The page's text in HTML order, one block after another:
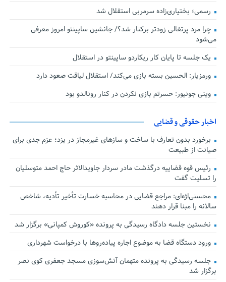
رسمی؛ بختیاری‌زاده سرمربی استقلال شد
چرا مرد پرتغالی زودتر برکنار شد؟/ جانشین ساپینتو امروز معرفی
می‌شود
یک جلسه تا پایان کار ریکاردو ساپینتو در استقلال
ورمزیار: الحسین بسته بازی می‌کند/ استقلال لیاقت صعود دارد
وینی جونیور: حسرتم بازی نکردن در کنار رونالدو بود
اخبار حقوقی و قضایی
برخورد بدون تعارف با ساخت‌ و سازهای غیرمجاز در یزد؛ عزم جدی برای
صیانت از طبیعت
رئیس قوه قضاییه درگذشت مادر سردار جاویدالاثر حاج احمد متوسلیان
را تسلیت گفت
محسنی‌اژه‌ای: مراجع قضایی در محاسبه خسارت تأخیر تأدیه، شاخص
سالانه را مبنا قرار دهند
نخستین جلسه دادگاه رسیدگی به پرونده «کوروش کمپانی» برگزار شد
ورود دستگاه قضا به موضوع اجاره پیاده‌روها با درخواست شهرداری
جلسه رسیدگی به پرونده متهمان آتش‌سوزی مسجد جعفری کوی نصر
برگزار شد